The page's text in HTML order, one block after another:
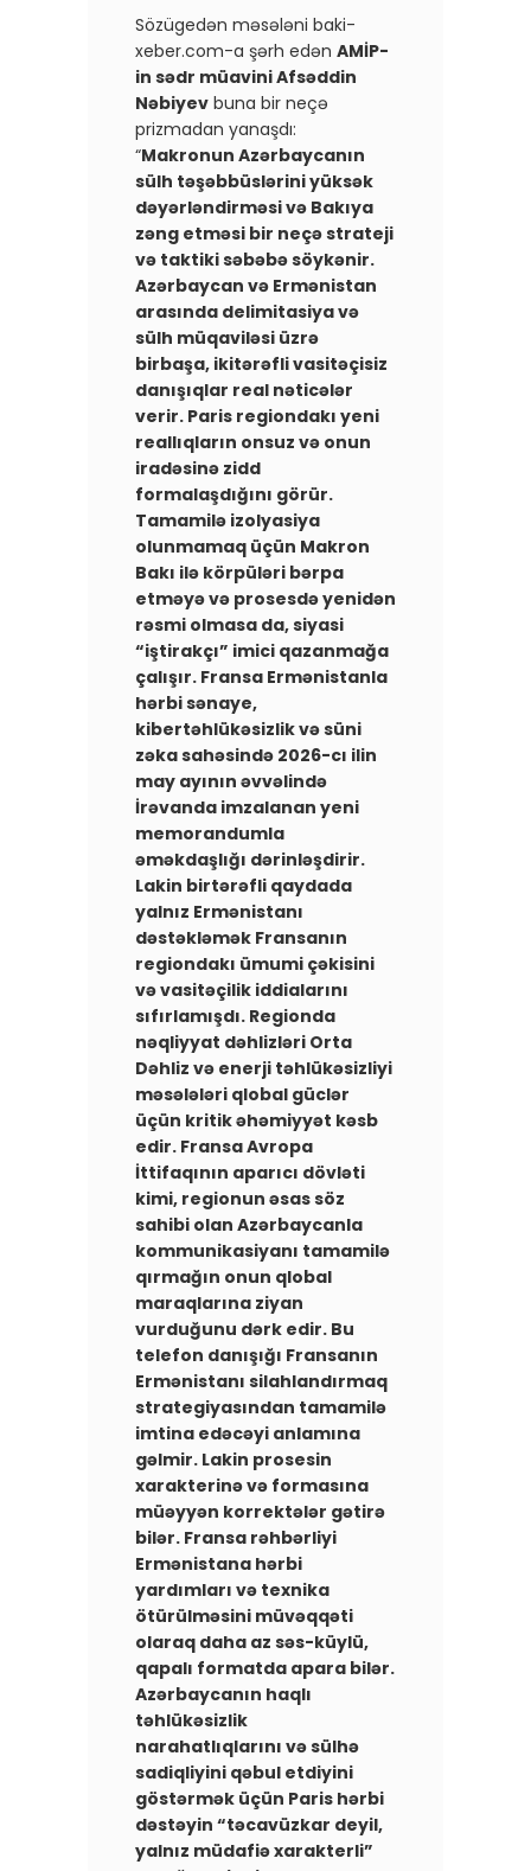
Sözügedən məsələni baki-
xeber.com-a şərh edən AMİP-
in sədr müavini Afsəddin
Nəbiyev buna bir neçə
prizmadan yanaşdı:
“Makronun Azərbaycanın
sülh təşəbbüslərini yüksək
dəyərləndirməsi və Bakıya
zəng etməsi bir neçə strateji
və taktiki səbəbə söykənir. ​
Azərbaycan və Ermənistan
arasında delimitasiya və
sülh müqaviləsi üzrə
birbaşa, ikitərəfli vasitəçisiz
danışıqlar real nəticələr
verir. Paris regiondakı yeni
reallıqların onsuz və onun
iradəsinə zidd
formalaşdığını görür.
Tamamilə izolyasiya
olunmamaq üçün Makron
Bakı ilə körpüləri bərpa
etməyə və prosesdə yenidən
rəsmi olmasa da, siyasi
“iştirakçı” imici qazanmağa
çalışır. Fransa Ermənistanla
hərbi sənaye,
kibertəhlükəsizlik və süni
zəka sahəsində 2026-cı ilin
may ayının əvvəlində
İrəvanda imzalanan yeni
memorandumla
əməkdaşlığı dərinləşdirir.
Lakin birtərəfli qaydada
yalnız Ermənistanı
dəstəkləmək Fransanın
regiondakı ümumi çəkisini
və vasitəçilik iddialarını
sıfırlamışdı. Regionda
nəqliyyat dəhlizləri Orta
Dəhliz və enerji təhlükəsizliyi
məsələləri qlobal güclər
üçün kritik əhəmiyyət kəsb
edir. Fransa Avropa
İttifaqının aparıcı dövləti
kimi, regionun əsas söz
sahibi olan Azərbaycanla
kommunikasiyanı tamamilə
qırmağın onun qlobal
maraqlarına ziyan
vurduğunu dərk edir. ​Bu
telefon danışığı Fransanın
Ermənistanı silahlandırmaq
strategiyasından tamamilə
imtina edəcəyi anlamına
gəlmir. Lakin prosesin
xarakterinə və formasına
müəyyən korrektələr gətirə
bilər. ​Fransa rəhbərliyi
Ermənistana hərbi
yardımları və texnika
ötürülməsini müvəqqəti
olaraq daha az səs-küylü,
qapalı formatda apara bilər.
Azərbaycanın haqlı
təhlükəsizlik
narahatlıqlarını və sülhə
sadiqliyini qəbul etdiyini
göstərmək üçün Paris hərbi
dəstəyin “təcavüzkar deyil,
yalnız müdafiə xarakterli”